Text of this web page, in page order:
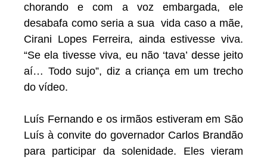
chorando e com a voz embargada, ele
desabafa como seria a sua vida caso a mãe,
Cirani Lopes Ferreira, ainda estivesse viva.
“Se ela tivesse viva, eu não ‘tava’ desse jeito
aí… Todo sujo”, diz a criança em um trecho
do vídeo.
Luís Fernando e os irmãos estiveram em São
Luís à convite do governador Carlos Brandão
para participar da solenidade. Eles vieram